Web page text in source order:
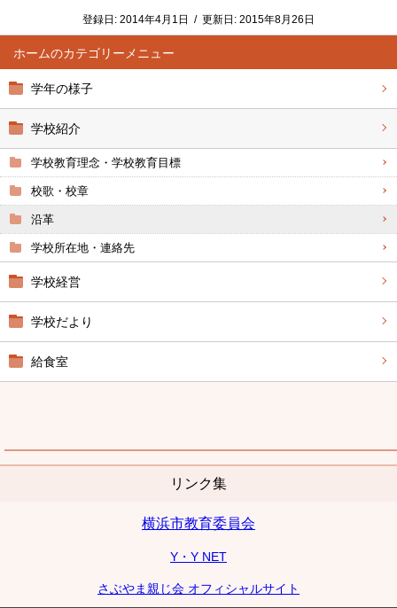
ホーム
学年の様子
学校紹介
学校教育理念・学校教育目標
校歌・校章
沿革
学校所在地・連絡先
学校経営
学校だより
給食室
リンク集
横浜市教育委員会
Y・Y NET
さぶやま親じ会 オフィシャルサイト
登録日: 2014年4月1日 / 更新日: 2015年8月26日